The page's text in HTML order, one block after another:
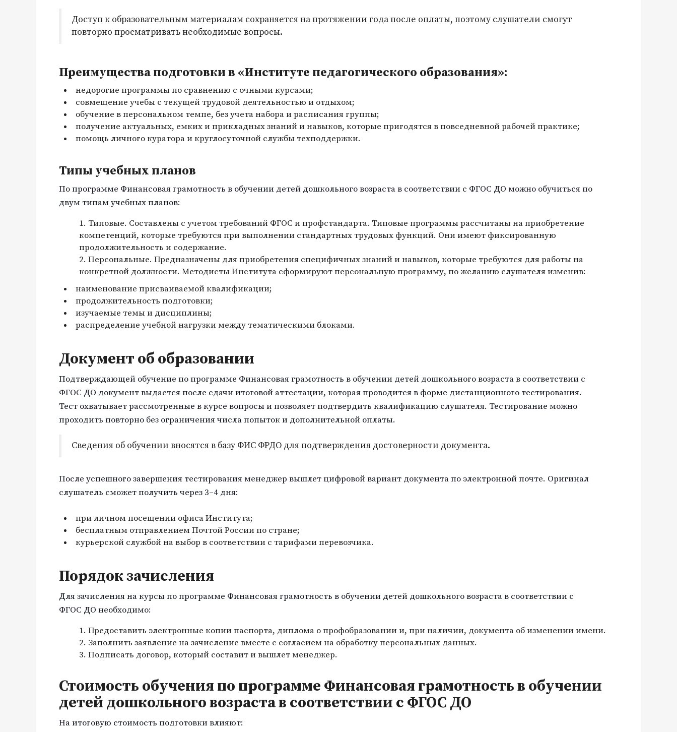
Доступ к образовательным материалам сохраняется на протяжении года после оплаты, поэтому слушатели смогут
повторно просматривать необходимые вопросы.
Преимущества подготовки в «Институте педагогического образования»:
недорогие программы по сравнению с очными курсами;
совмещение учебы с текущей трудовой деятельностью и отдыхом;
обучение в персональном темпе, без учета набора и расписания группы;
получение актуальных, емких и прикладных знаний и навыков, которые пригодятся в повседневной рабочей практике;
помощь личного куратора и круглосуточной службы техподдержки.
Типы учебных планов
По программе Финансовая грамотность в обучении детей дошкольного возраста в соответствии с ФГОС ДО можно обучиться по
двум типам учебных планов:
Типовые. Составлены с учетом требований ФГОС и профстандарта. Типовые программы рассчитаны на приобретение
компетенций, которые требуются при выполнении стандартных трудовых функций. Они имеют фиксированную
продолжительность и содержание.
Персональные. Предназначены для приобретения специфичных знаний и навыков, которые требуются для работы на
конкретной должности. Методисты Института сформируют персональную программу, по желанию слушателя изменив:
наименование присваиваемой квалификации;
продолжительность подготовки;
изучаемые темы и дисциплины;
распределение учебной нагрузки между тематическими блоками.
Документ об образовании
Подтверждающей обучение по программе Финансовая грамотность в обучении детей дошкольного возраста в соответствии с
ФГОС ДО документ выдается после сдачи итоговой аттестации, которая проводится в форме дистанционного тестирования.
Тест охватывает рассмотренные в курсе вопросы и позволяет подтвердить квалификацию слушателя. Тестирование можно
проходить повторно без ограничения числа попыток и дополнительной оплаты.
Сведения об обучении вносятся в базу ФИС ФРДО для подтверждения достоверности документа.
После успешного завершения тестирования менеджер вышлет цифровой вариант документа по электронной почте. Оригинал
слушатель сможет получить через 3–4 дня:
при личном посещении офиса Института;
бесплатным отправлением Почтой России по стране;
курьерской службой на выбор в соответствии с тарифами перевозчика.
Порядок зачисления
Для зачисления на курсы по программе Финансовая грамотность в обучении детей дошкольного возраста в соответствии с
ФГОС ДО необходимо:
Предоставить электронные копии паспорта, диплома о профобразовании и, при наличии, документа об изменении имени.
Заполнить заявление на зачисление вместе с согласием на обработку персональных данных.
Подписать договор, который составит и вышлет менеджер.
Стоимость обучения по программе Финансовая грамотность в обучении
детей дошкольного возраста в соответствии с ФГОС ДО
На итоговую стоимость подготовки влияют: